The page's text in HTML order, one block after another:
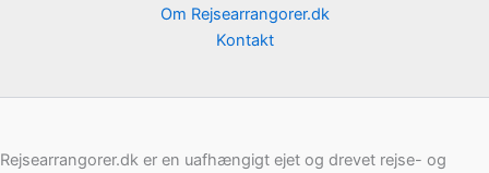
Om Rejsearrangorer.dk
Kontakt
Rejsearrangorer.dk er en uafhængigt ejet og drevet rejse- og